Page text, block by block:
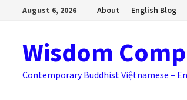
August 6, 2026 About English Blog
Wisdom
Contemporary Buddhist Việtnamese –